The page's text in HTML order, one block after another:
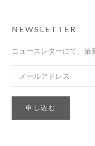
NEWSLETTER
ニュースレターにて、最
申し込む